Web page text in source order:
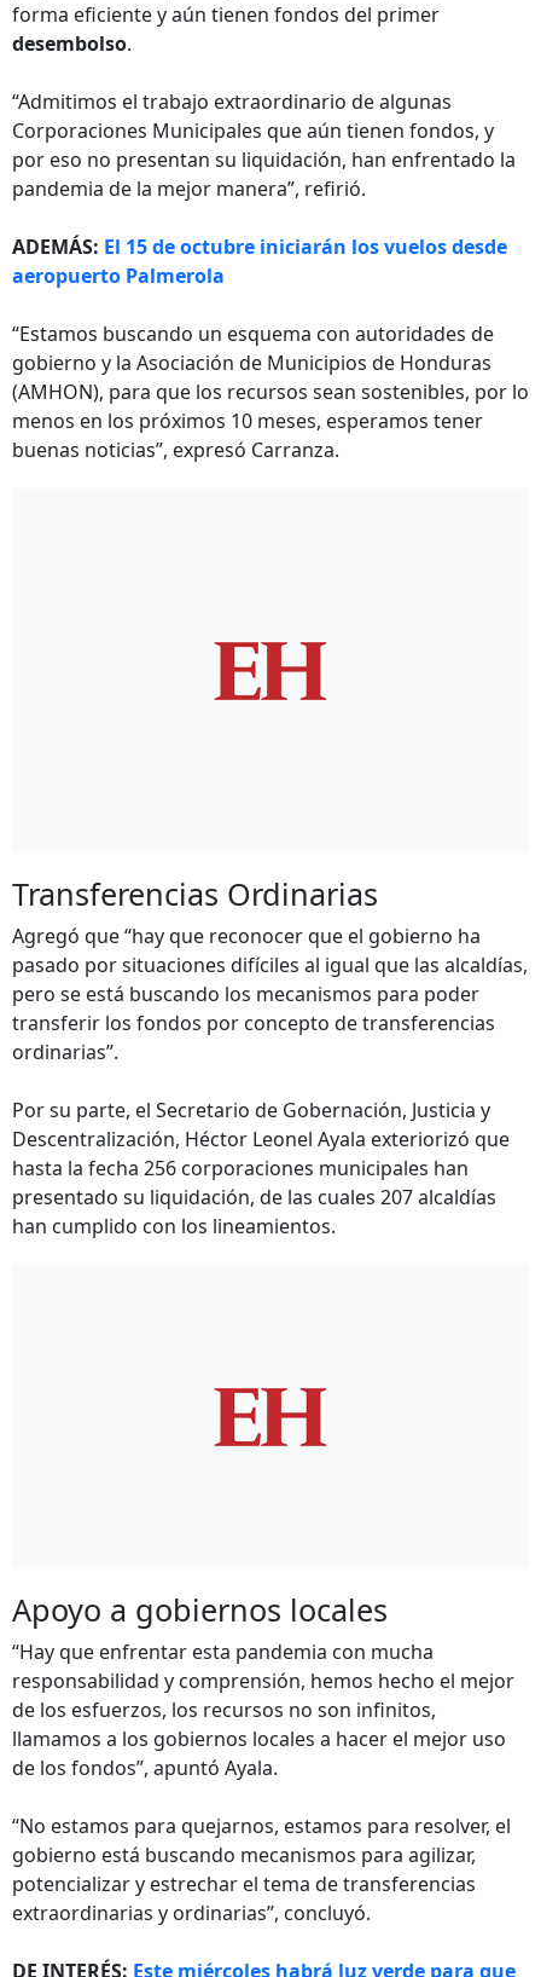
forma eficiente y aún tienen fondos del primer
desembolso.
“Admitimos el trabajo extraordinario de algunas
Corporaciones Municipales que aún tienen fondos, y
por eso no presentan su liquidación, han enfrentado la
pandemia de la mejor manera”, refirió.
ADEMÁS: El 15 de octubre iniciarán los vuelos desde
aeropuerto Palmerola
“Estamos buscando un esquema con autoridades de
gobierno y la Asociación de Municipios de Honduras
(AMHON), para que los recursos sean sostenibles, por lo
menos en los próximos 10 meses, esperamos tener
buenas noticias”, expresó Carranza.
Transferencias Ordinarias
Agregó que “hay que reconocer que el gobierno ha
pasado por situaciones difíciles al igual que las alcaldías,
pero se está buscando los mecanismos para poder
transferir los fondos por concepto de transferencias
ordinarias”.
Por su parte, el Secretario de Gobernación, Justicia y
Descentralización, Héctor Leonel Ayala exteriorizó que
hasta la fecha 256 corporaciones municipales han
presentado su liquidación, de las cuales 207 alcaldías
han cumplido con los lineamientos.
Apoyo a gobiernos locales
“Hay que enfrentar esta pandemia con mucha
responsabilidad y comprensión, hemos hecho el mejor
de los esfuerzos, los recursos no son infinitos,
llamamos a los gobiernos locales a hacer el mejor uso
de los fondos”, apuntó Ayala.
“No estamos para quejarnos, estamos para resolver, el
gobierno está buscando mecanismos para agilizar,
potencializar y estrechar el tema de transferencias
extraordinarias y ordinarias”, concluyó.
DE INTERÉS: Este miércoles habrá luz verde para que